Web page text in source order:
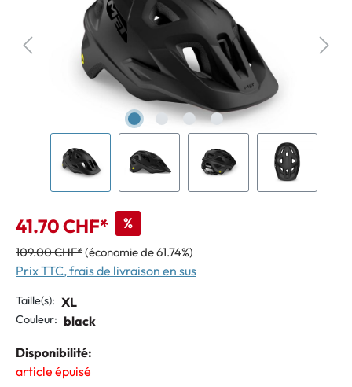
41.70 CHF* %
109.00 CHF*(économie de 61.74%)
Prix TTC, frais de livraison en sus
Taille(s): XL
Couleur: black
Disponibilité:
article épuisé